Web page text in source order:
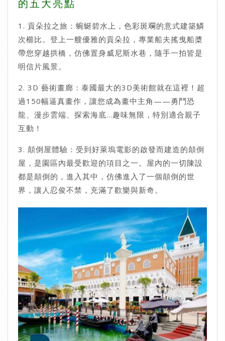
的五大亮點
1. 貢朵拉之旅：蜿蜒碧水上，色彩斑斕的意式建築鱗
次櫛比。登上一艘優雅的貢朵拉，專業船夫搖曳船槳
帶您穿越拱橋，仿佛置身威尼斯水巷，隨手一拍皆是
明信片風景。
2. 3D 藝術畫廊：泰國最大的3D美術館就在這裡！超
過150幅逼真畫作，讓您成為畫中主角——勇鬥恐
龍、漫步雲端、探索海底…趣味無限，特別適合親子
互動！
3. 顛倒屋體驗：受到好萊塢電影的啟發而建造的顛倒
屋，是園區內最受歡迎的項目之一。屋內的一切陳設
都是顛倒的，進入其中，仿佛進入了一個顛倒的世
界，讓人忍俊不禁，充滿了歡樂與新奇。